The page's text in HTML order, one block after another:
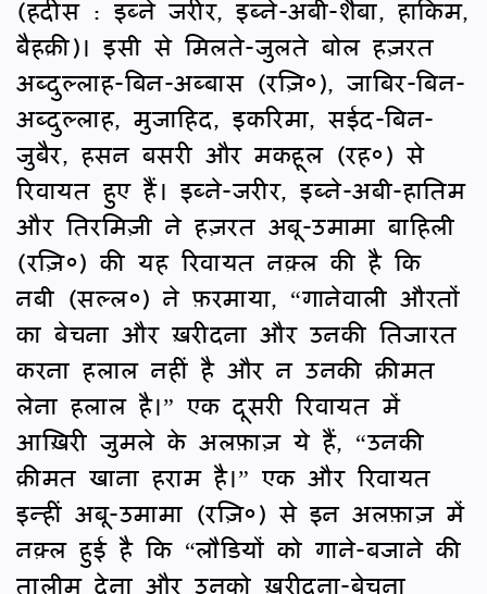
(हदीस : इब्ने जरीर, इब्ने-अबी-शैबा, हाकिम,
बैहक़ी)। इसी से मिलते-जुलते बोल हज़रत
अब्दुल्लाह-बिन-अब्बास (रज़ि०), जाबिर-बिन-
अब्दुल्लाह, मुजाहिद, इकरिमा, सईद-बिन-
जुबैर, हसन बसरी और मकहूल (रह०) से
रिवायत हुए हैं। इब्ने-जरीर, इब्ने-अबी-हातिम
और तिरमिज़ी ने हज़रत अबू-उमामा बाहिली
(रज़ि०) की यह रिवायत नक़्ल की है कि
नबी (सल्ल०) ने फ़रमाया, “गानेवाली औरतों
का बेचना और ख़रीदना और उनकी तिजारत
करना हलाल नहीं है और न उनकी क़ीमत
लेना हलाल है।” एक दूसरी रिवायत में
आख़िरी जुमले के अलफ़ाज़ ये हैं, “उनकी
क़ीमत खाना हराम है।” एक और रिवायत
इन्हीं अबू-उमामा (रज़ि०) से इन अलफ़ाज़ में
नक़्ल हुई है कि “लौडियों को गाने-बजाने की
तालीम देना और उनको ख़रीदना-बेचना